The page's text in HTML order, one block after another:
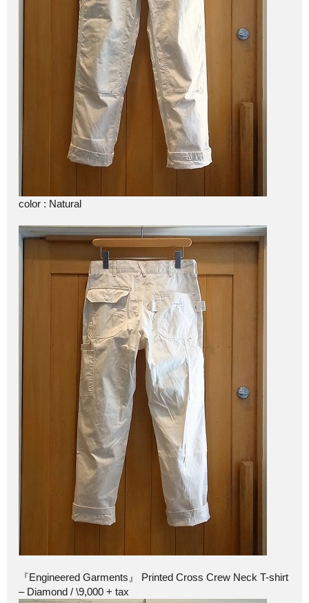
color : Natural
『Engineered Garments』 Printed Cross Crew Neck T-shirt
– Diamond / \9,000 + tax